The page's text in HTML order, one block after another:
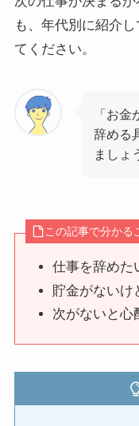
も、年代別に紹介
てください。
「お
辞める
ましょ
この記事で分かる
仕事を辞めた
貯金がないけ
次がないと心